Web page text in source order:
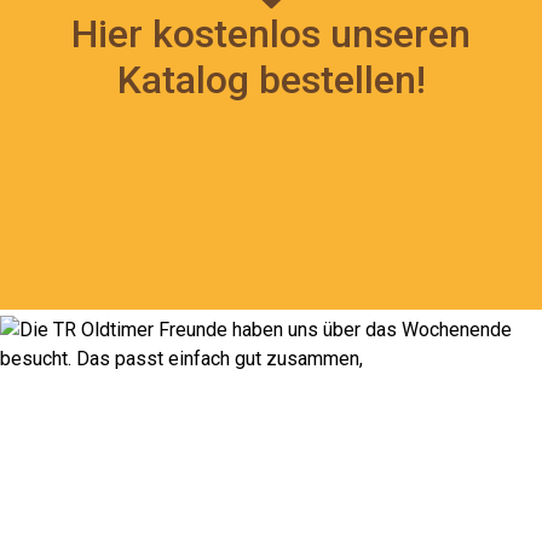
Hier kostenlos unseren
Katalog bestellen!